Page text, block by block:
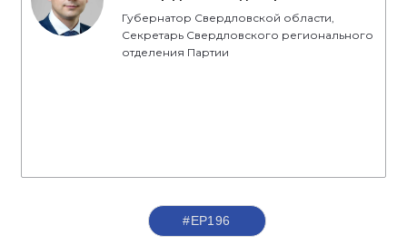
Губернатор Свердловской области,
Секретарь Свердловского регионального
отделения Партии
#ЕР196